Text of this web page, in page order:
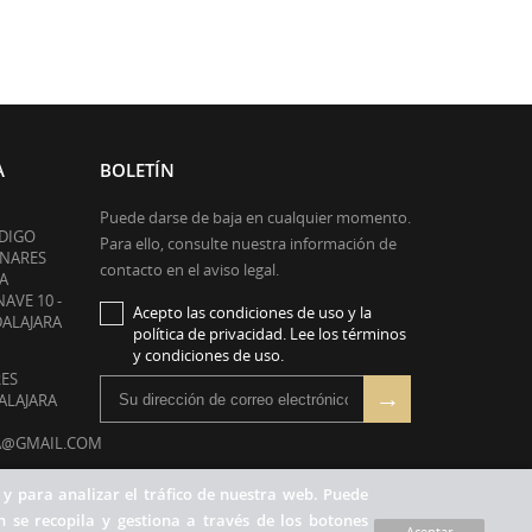
para analizar el tráfico de nuestra web. Puede
recopila y gestiona a través de los botones
10 -
BOLETÍN
Puede darse de baja en cualquier momento.
Para ello, consulte nuestra información de
contacto en el aviso legal.
Acepto las condiciones de uso y la
política de privacidad. Lee los términos
y condiciones de uso.